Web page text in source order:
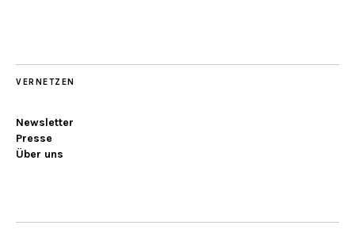
VERNETZEN
Newsletter
Presse
Über uns